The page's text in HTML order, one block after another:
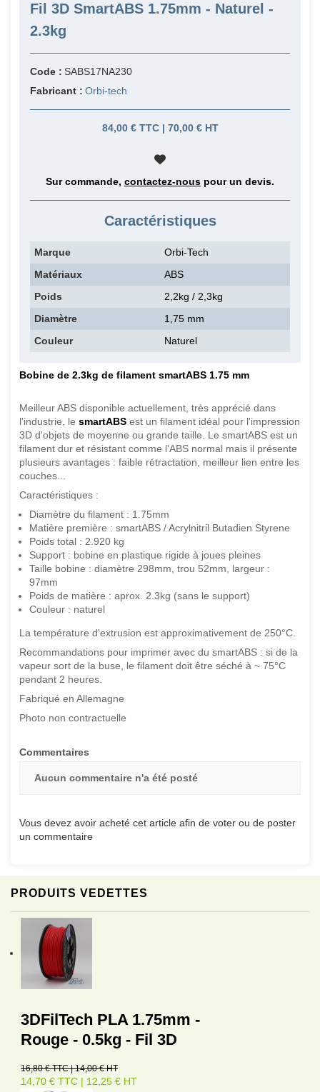
PRODUITS VEDETTES
3DFilTech PLA 1.75mm -
Rouge - 0.5kg - Fil 3D
16,80 € TTC | 14,00 € HT
14,70 € TTC | 12,25 € HT
Fil 3D SmartABS 1.75mm - Naturel -
2.3kg
Code : SABS17NA230
Fabricant : Orbi-tech
84,00 € TTC | 70,00 € HT
Sur commande, contactez-nous pour un devis.
Caractéristiques
Marque
Orbi-Tech
Matériaux
ABS
Poids
2,2kg / 2,3kg
Diamètre
1,75 mm
Couleur
Naturel
Bobine de 2.3kg de filament smartABS 1.75 mm
Meilleur ABS disponible actuellement, très apprécié dans
l'industrie, le smartABS est un filament idéal pour l'impression
3D d'objets de moyenne ou grande taille. Le smartABS est un
filament dur et résistant comme l'ABS normal mais il présente
plusieurs avantages : faible rétractation, meilleur lien entre les
couches...
Caractéristiques :
Diamètre du filament : 1.75mm
Matière première : smartABS / Acrylnitril Butadien Styrene
Poids total : 2.920 kg
Support : bobine en plastique rigide à joues pleines
Taille bobine : diamètre 298mm, trou 52mm, largeur :
97mm
Poids de matière : aprox. 2.3kg (sans le support)
Couleur : naturel
La température d'extrusion est approximativement de 250°C.
Recommandations pour imprimer avec du smartABS : si de la
vapeur sort de la buse, le filament doit être séché à ~ 75°C
pendant 2 heures.
Fabriqué en Allemagne
Photo non contractuelle
Commentaires
Aucun commentaire n'a été posté
Vous devez avoir acheté cet article afin de voter ou de poster
un commentaire